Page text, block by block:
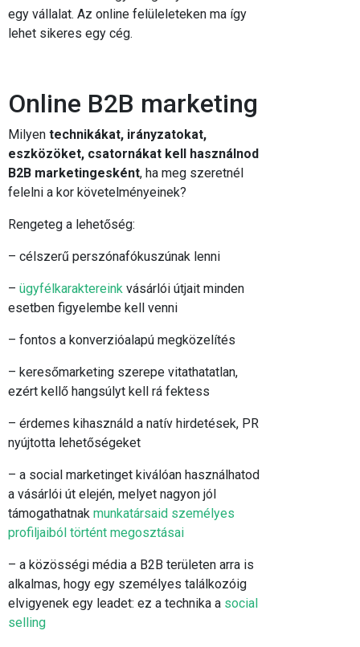
egy vállalat. Az online felüleleteken ma így
lehet sikeres egy cég.
Online B2B marketing
Milyen technikákat, irányzatokat,
eszközöket, csatornákat kell használnod
B2B marketingesként, ha meg szeretnél
felelni a kor követelményeinek?
Rengeteg a lehetőség:
– célszerű perszónafókuszúnak lenni
– ügyfélkaraktereink vásárlói útjait minden
esetben figyelembe kell venni
– fontos a konverzióalapú megközelítés
– keresőmarketing szerepe vitathatatlan,
ezért kellő hangsúlyt kell rá fektess
– érdemes kihasználd a natív hirdetések, PR
nyújtotta lehetőségeket
– a social marketinget kiválóan használhatod
a vásárlói út elején, melyet nagyon jól
támogathatnak munkatársaid személyes
profiljaiból történt megosztásai
– a közösségi média a B2B területen arra is
alkalmas, hogy egy személyes találkozóig
elvigyenek egy leadet: ez a technika a social
selling